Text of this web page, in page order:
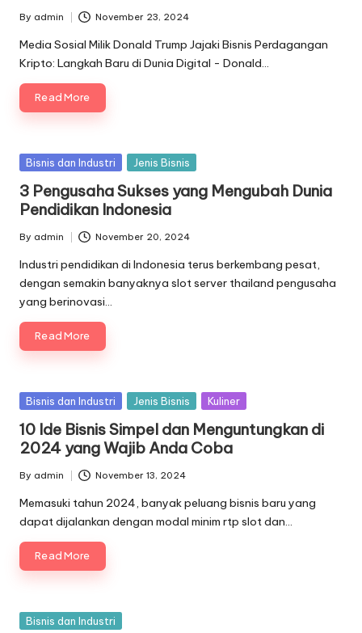
Posted
by
By admin November 23, 2024
Media Sosial Milik Donald Trump Jajaki Bisnis Perdagangan
Kripto: Langkah Baru di Dunia Digital - Donald…
Read More
Posted
Bisnis dan Industri Jenis Bisnis
3 Pengusaha Sukses yang Mengubah Dunia
Pendidikan Indonesia
Posted
by
By admin November 20, 2024
Industri pendidikan di Indonesia terus berkembang pesat,
dengan semakin banyaknya slot server thailand pengusaha
yang berinovasi…
Read More
Posted
Bisnis dan Industri Jenis Bisnis Kuliner
10 Ide Bisnis Simpel dan Menguntungkan di
2024 yang Wajib Anda Coba
Posted
by
By admin November 13, 2024
Memasuki tahun 2024, banyak peluang bisnis baru yang
dapat dijalankan dengan modal minim rtp slot dan…
Read More
Posted
Bisnis dan Industri